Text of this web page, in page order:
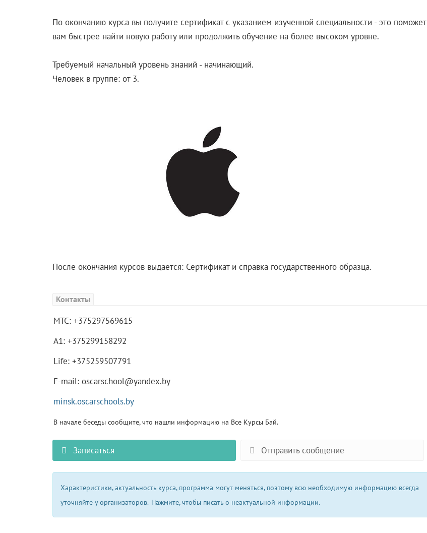
По окончанию курса вы получите сертификат с указанием изученной специальности - это поможет
вам быстрее найти новую работу или продолжить обучение на более высоком уровне.
Требуемый начальный уровень знаний - начинающий.
Человек в группе: от 3.
После окончания курсов выдается: Сертификат и справка государственного образца.
Контакты
МТС: +375297569615
А1: +375299158292
Life: +375259507791
E-mail: oscarschool@yandex.by
minsk.oscarschools.by
В начале беседы сообщите, что нашли информацию на Все Курсы Бай.
Записаться Отправить сообщение
Характеристики, актуальность курса, программа могут меняться, поэтому всю необходимую информацию всегда
уточняйте у организаторов. Нажмите, чтобы писать о неактуальной информации.